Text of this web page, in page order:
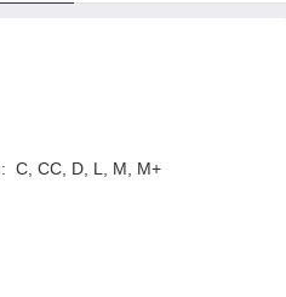
С, СС, D, L, М, М+